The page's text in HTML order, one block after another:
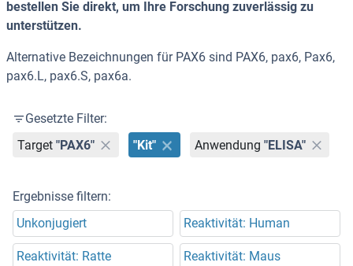
bestellen Sie direkt, um Ihre Forschung zuverlässig zu
unterstützen.
Alternative Bezeichnungen für PAX6 sind PAX6, pax6, Pax6,
pax6.L, pax6.S, pax6a.
Gesetzte Filter:
Target "PAX6" "Kit" Anwendung "ELISA"
Ergebnisse filtern:
Unkonjugiert
Reaktivität: Human
Reaktivität: Ratte Reaktivität: Maus